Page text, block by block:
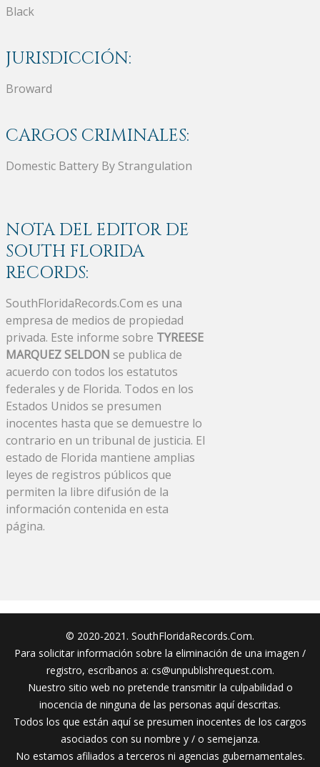
Black
JURISDICCIÓN:
Broward
CARGOS CRIMINALES:
Domestic Battery By Strangulation
NOTA DEL EDITOR DE
SOUTH FLORIDA
RECORDS:
SouthFloridaRecords.Com es una
empresa de medios de propiedad
privada. Este informe sobre TYREESE
MARQUEZ SELDON se publica de
acuerdo con todos los estatutos
federales y de Florida. Todos en los
Estados Unidos se presumen
inocentes hasta que se demuestre lo
contrario en un tribunal de justicia. El
estado de Florida mantiene amplias
leyes de registros públicos que
permiten la libre difusión de la
información contenida en esta
página.
© 2020-2021. SouthFloridaRecords.Com.
Para solicitar información sobre la eliminación de una imagen /
registro, escríbanos a: cs@unpublishrequest.com.
Nuestro sitio web no pretende transmitir la culpabilidad o
inocencia de ninguna de las personas aquí descritas.
Todos los que están aquí se presumen inocentes de los cargos
asociados con su nombre y / o semejanza.
No estamos afiliados a terceros ni agencias gubernamentales.